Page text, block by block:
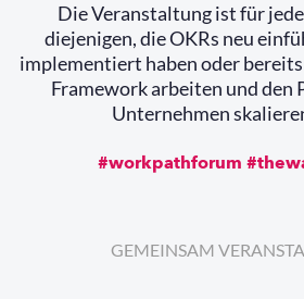
Die Veranstaltung ist für
diejenigen, die OKRs neu
implementiert haben oder
Framework arbeiten und den
Unternehmen
#workpathforum
GEMEINSAM